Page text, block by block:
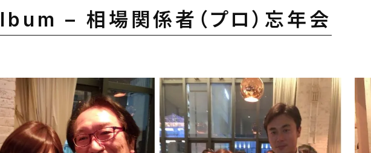
– 相場関係者（プロ）忘年会